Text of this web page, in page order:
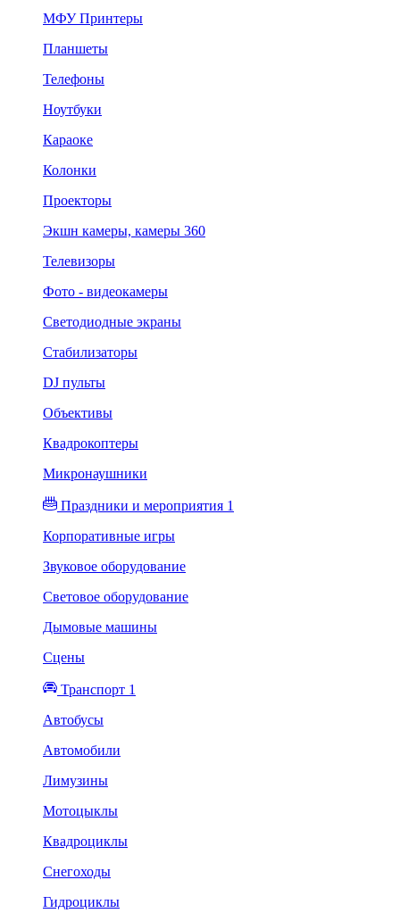
МФУ Принтеры
Планшеты
Телефоны
Ноутбуки
Караоке
Колонки
Проекторы
Экшн камеры, камеры 360
Телевизоры
Фото - видеокамеры
Светодиодные экраны
Стабилизаторы
DJ пульты
Объективы
Квадрокоптеры
Микронаушники
Праздники и мероприятия 1
Корпоративные игры
Звуковое оборудование
Световое оборудование
Дымовые машины
Сцены
Транспорт 1
Автобусы
Автомобили
Лимузины
Мотоцыклы
Квадроциклы
Снегоходы
Гидроциклы